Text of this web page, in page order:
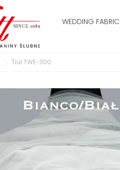
WEDDING
Tiul TWE-300